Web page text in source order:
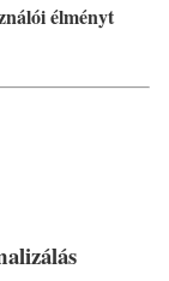
élményt